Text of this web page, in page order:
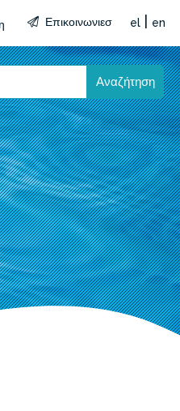
Επικοινωνιεσ el en
Αναζήτηση